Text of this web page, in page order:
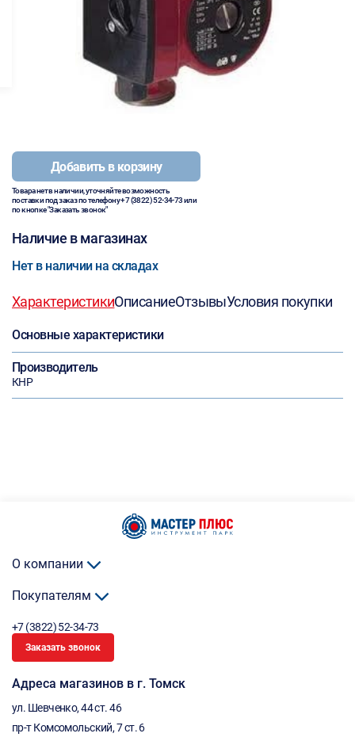
Добавить в корзину
Товара нет в наличии, уточняйте возможность
поставки под заказ по телефону+7 (3822) 52-34-73или
по кнопке "Заказать звонок"
Наличие в магазинах
Нет в наличии на складах
ХарактеристикиОписаниеОтзывыУсловия покупки
Основные характеристики
Производитель
КНР
О компании
Покупателям
+7 (3822) 52-34-73
Заказать звонок
Адреса магазинов в г. Томск
ул. Шевченко, 44 ст. 46
пр-т Комсомольский, 7 ст. 6